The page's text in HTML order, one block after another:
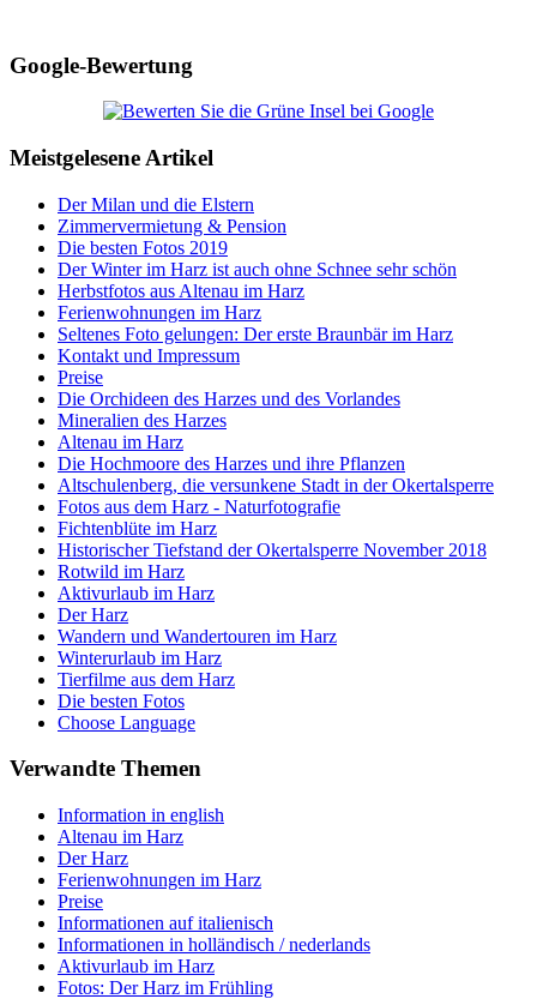
Google-Bewertung
Meistgelesene Artikel
Der Milan und die Elstern
Zimmervermietung & Pension
Die besten Fotos 2019
Der Winter im Harz ist auch ohne Schnee sehr schön
Herbstfotos aus Altenau im Harz
Ferienwohnungen im Harz
Seltenes Foto gelungen: Der erste Braunbär im Harz
Kontakt und Impressum
Preise
Die Orchideen des Harzes und des Vorlandes
Mineralien des Harzes
Altenau im Harz
Die Hochmoore des Harzes und ihre Pflanzen
Altschulenberg, die versunkene Stadt in der Okertalsperre
Fotos aus dem Harz - Naturfotografie
Fichtenblüte im Harz
Historischer Tiefstand der Okertalsperre November 2018
Rotwild im Harz
Aktivurlaub im Harz
Der Harz
Wandern und Wandertouren im Harz
Winterurlaub im Harz
Tierfilme aus dem Harz
Die besten Fotos
Choose Language
Verwandte Themen
Information in english
Altenau im Harz
Der Harz
Ferienwohnungen im Harz
Preise
Informationen auf italienisch
Informationen in holländisch / nederlands
Aktivurlaub im Harz
Fotos: Der Harz im Frühling